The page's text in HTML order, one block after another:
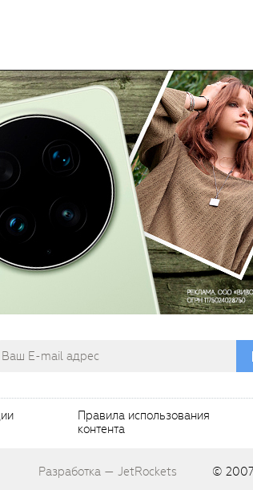
Правила использования
контента
Разработка — JetRockets ©